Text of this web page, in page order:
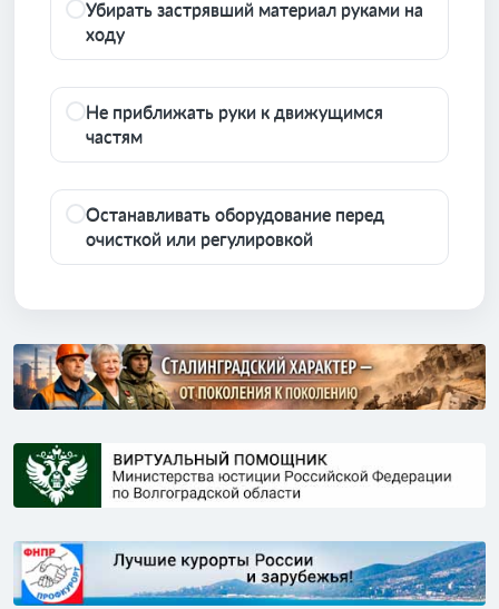
Убирать застрявший материал руками на
ходу
Не приближать руки к движущимся
частям
Останавливать оборудование перед
очисткой или регулировкой